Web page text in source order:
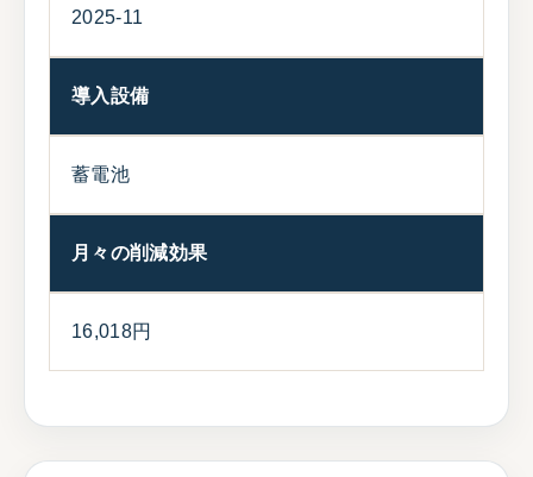
2025-11
導入設備
蓄電池
月々の削減効果
16,018円